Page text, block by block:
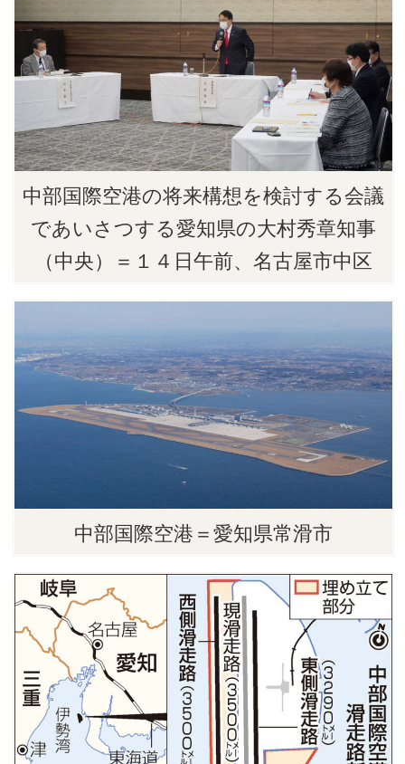
中部国際空港の将来構想を検討する会議
であいさつする愛知県の大村秀章知事
（中央）＝１４日午前、名古屋市中区
中部国際空港＝愛知県常滑市